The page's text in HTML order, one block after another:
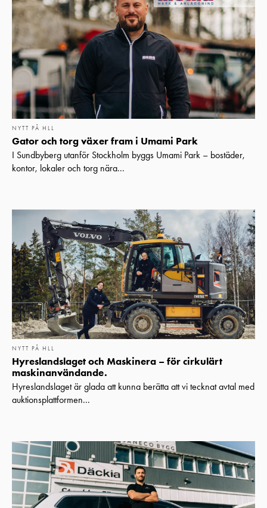
NYTT PÅ HLL
Gator och torg växer fram i Umami Park
I Sundbyberg utanför Stockholm byggs Umami Park – bostäder,
kontor, lokaler och torg nära...
NYTT PÅ HLL
Hyreslandslaget och Maskinera – för cirkulärt
maskinanvändande.
Hyreslandslaget är glada att kunna berätta att vi tecknat avtal med
auktionsplattformen...